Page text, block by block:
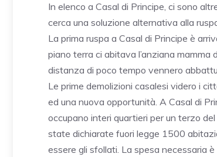
In elenco a Casal di Principe, ci sono
cerca una soluzione alternativa alla
La prima ruspa a Casal di Principe è
piano terra ci abitava l’anziana
distanza di poco tempo vennero
Le prime demolizioni casalesi videro i
ed una nuova opportunità. A Casal di
occupano interi quartieri per un terzo
state dichiarate fuori legge 1500
essere gli sfollati. La spesa necessaria